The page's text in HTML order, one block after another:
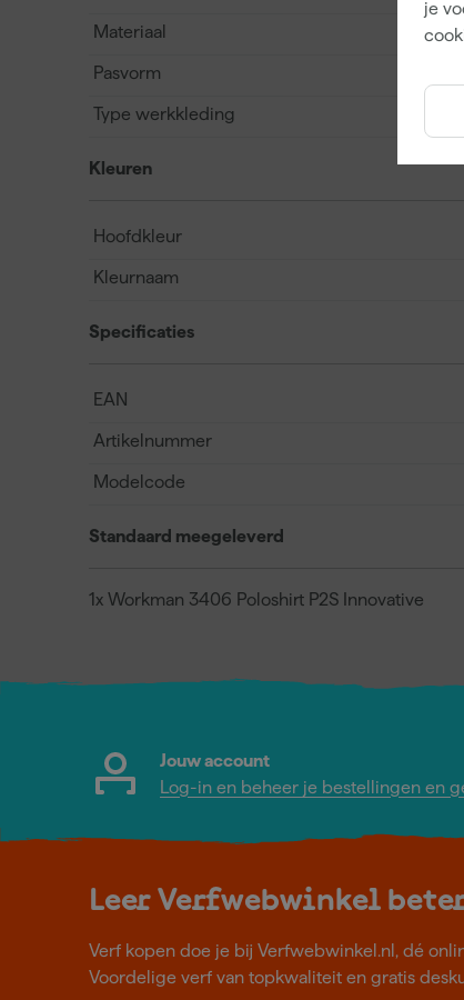
je
Materiaal
Pasvorm
Type werkkleding
Kleuren
Hoofdkleur
Kleurnaam
Specificaties
EAN
Artikelnummer
Modelcode
Standaard meegeleverd
1x Workman 3406 Poloshirt P2S Innovative
Jouw account
Log-in en beheer je bestellingen en
Leer Verfwebwinkel
Verf kopen doe je bij Verfwebwinkel.nl, dé
Voordelige verf van topkwaliteit en gratis